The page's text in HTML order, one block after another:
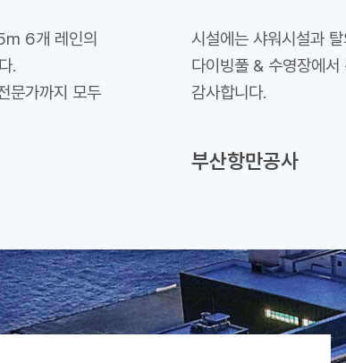
6개 레인의
.
문가까지 모두
시설에는 샤워시설과
다이빙풀 & 수영장에
감사합니다.
부산항만공사